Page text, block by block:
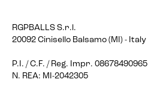
RGPBALLS S.r.l.
20092 Cinisello Balsamo (MI) - Italy
P.I. / C.F. / Reg. Impr. 08678490965
N. REA: MI-2042305